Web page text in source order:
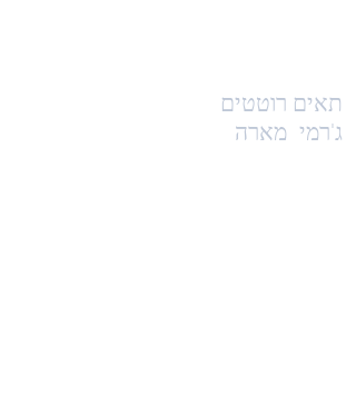
תאים רוטטים
ג'רמי מארה